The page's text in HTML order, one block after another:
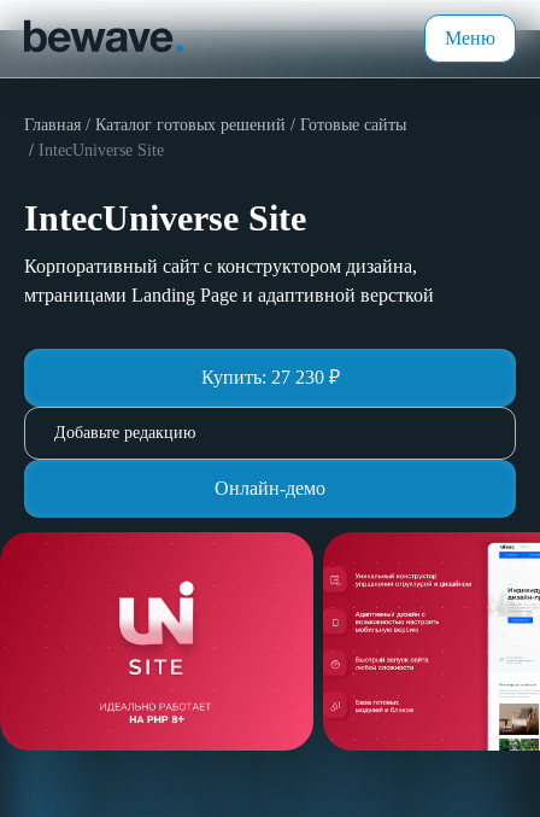
Меню
Главная Каталог готовых решений
Готовые сайты
IntecUniverse Site
IntecUniverse Site
Корпоративный сайт с конструктором дизайна,
мтраницами Landing Page и адаптивной версткой
Купить: 27 230₽
Добавьте редакцию
Онлайн-демо